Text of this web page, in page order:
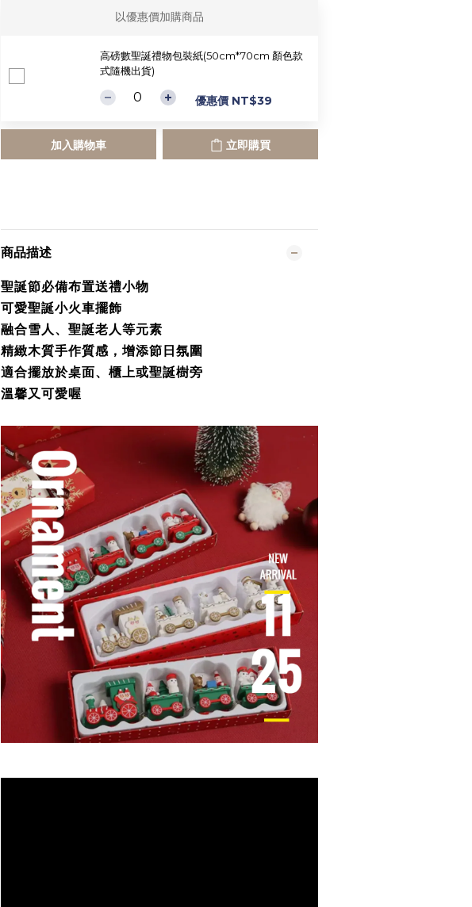
以優惠價加購商品
高磅數聖誕禮物包裝紙(50cm*70cm 顏色款
式隨機出貨)
優惠價 NT$39
加入購物車 立即購買
商品描述
聖誕節必備布置送禮小物
可愛聖誕小火車擺飾
融合雪人、聖誕老人等元素
精緻木質手作質感，增添節日氛圍
適合擺放於桌面、櫃上或聖誕樹旁
溫馨又可愛喔